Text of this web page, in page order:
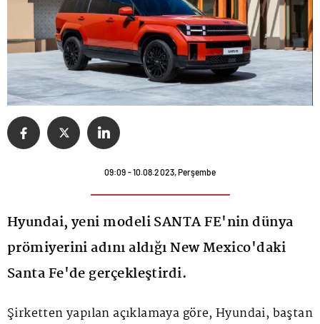
09:09 - 10.08.2023, Perşembe
Hyundai, yeni modeli SANTA FE'nin dünya
prömiyerini adını aldığı New Mexico'daki
Santa Fe'de gerçekleştirdi.
Şirketten yapılan açıklamaya göre, Hyundai, baştan